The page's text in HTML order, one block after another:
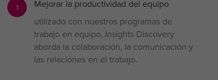
1
Mejorar la productividad del equipo
utilizado con nuestros programas de
trabajo en equipo, Insights Discovery
aborda la colaboración, la comunicación y
las relaciones en el trabajo.